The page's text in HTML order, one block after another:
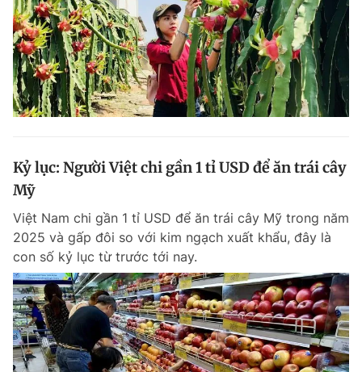
Kỷ lục: Người Việt chi gần 1 tỉ USD để ăn trái cây
Mỹ
Việt Nam chi gần 1 tỉ USD để ăn trái cây Mỹ trong năm
2025 và gấp đôi so với kim ngạch xuất khẩu, đây là
con số kỷ lục từ trước tới nay.